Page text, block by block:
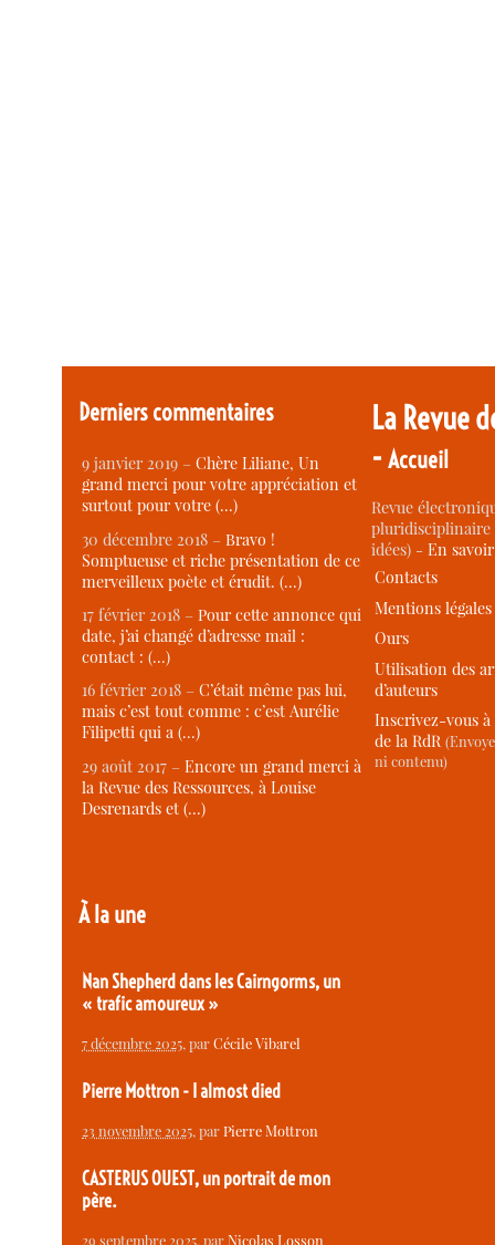
Derniers commentaires
9 janvier 2019 –Chère Liliane, Un
grand merci pour votre appréciation et
surtout pour votre (…)
30 décembre 2018 –Bravo !
Somptueuse et riche présentation de ce
merveilleux poète et érudit. (…)
17 février 2018 –Pour cette annonce qui
date, j’ai changé d’adresse mail :
contact : (…)
16 février 2018 –C’était même pas lui,
mais c’est tout comme : c’est Aurélie
Filipetti qui a (…)
29 août 2017 –Encore un grand merci à
la Revue des Ressources, à Louise
Desrenards et (…)
À la une
Nan Shepherd dans les Cairngorms, un
« trafic amoureux »
7 décembre 2025, parCécile Vibarel
Pierre Mottron - I almost died
23 novembre 2025, parPierre Mottron
CASTERUS OUEST, un portrait de mon
père.
29 septembre 2025, parNicolas Losson
La Revue
-Accueil
Revue
idées) -En
Contacts
Mentions légales
Ours
Utilisation des
d’auteurs
Inscrivez-vous
de la RdR
ni contenu)